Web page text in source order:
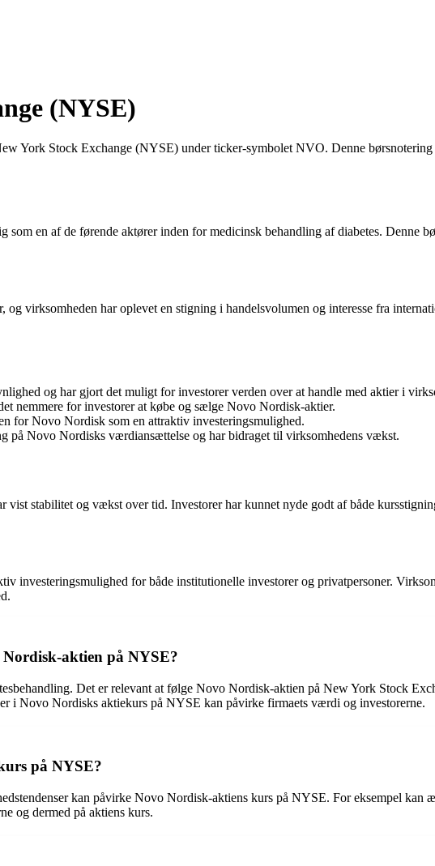
(NYSE)
York Stock Exchange (NYSE) under ticker-symbolet NVO. Denne
en af de førende aktører inden for medicinsk behandling af diabetes. Denne
virksomheden har oplevet en stigning i handelsvolumen og interesse fra
og har gjort det muligt for investorer verden over at handle med aktier i
nemmere for investorer at købe og sælge Novo Nordisk-aktier.
for Novo Nordisk som en attraktiv investeringsmulighed.
på Novo Nordisks værdiansættelse og har bidraget til virksomhedens vækst.
stabilitet og vækst over tid. Investorer har kunnet nyde godt af både
investeringsmulighed for både institutionelle investorer og privatpersoner.
aktien på NYSE?
Det er relevant at følge Novo Nordisk-aktien på New York Stock
i Novo Nordisks aktiekurs på NYSE kan påvirke firmaets værdi og investorerne.
på NYSE?
kan påvirke Novo Nordisk-aktiens kurs på NYSE. For eksempel kan
og dermed på aktiens kurs.